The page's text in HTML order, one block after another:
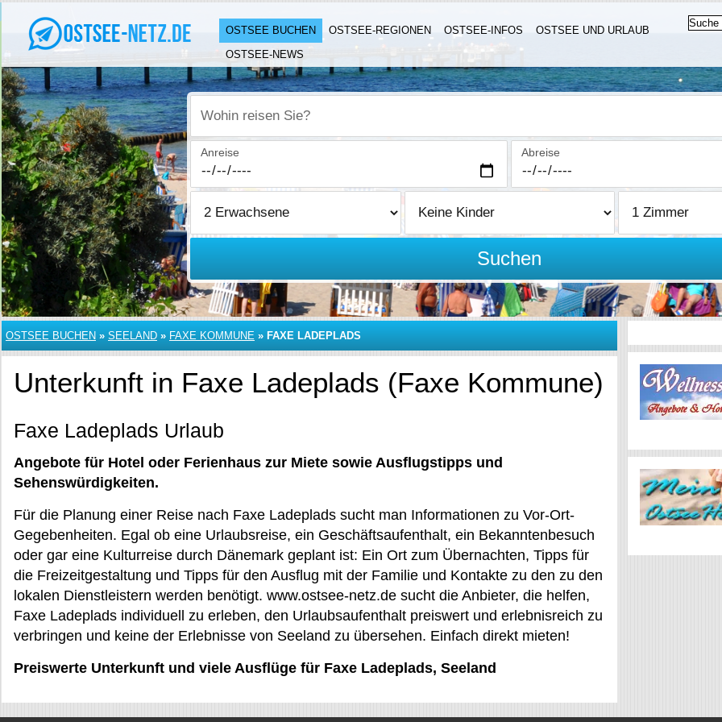
OSTSEE BUCHEN OSTSEE-REGIONEN OSTSEE-INFOS
OSTSEE UND URLAUB
OSTSEE-NEWS
Wohin reisen Sie?
Anreise Abreise
Suchen
OSTSEE BUCHEN » SEELAND » FAXE KOMMUNE » FAXE LADEPLADS
Unterkunft in Faxe Ladeplads (Faxe Kommune)
Faxe Ladeplads Urlaub
Angebote für Hotel oder Ferienhaus zur Miete sowie Ausflugstipps und
Sehenswürdigkeiten.
Für die Planung einer Reise nach Faxe Ladeplads sucht man Informationen zu Vor-Ort-
Gegebenheiten. Egal ob eine Urlaubsreise, ein Geschäftsaufenthalt, ein Bekanntenbesuch
oder gar eine Kulturreise durch Dänemark geplant ist: Ein Ort zum Übernachten, Tipps für
die Freizeitgestaltung und Tipps für den Ausflug mit der Familie und Kontakte zu den zu den
lokalen Dienstleistern werden benötigt. www.ostsee-netz.de sucht die Anbieter, die helfen,
Faxe Ladeplads individuell zu erleben, den Urlaubsaufenthalt preiswert und erlebnisreich zu
verbringen und keine der Erlebnisse von Seeland zu übersehen. Einfach direkt mieten!
Preiswerte Unterkunft und viele Ausflüge für Faxe Ladeplads, Seeland